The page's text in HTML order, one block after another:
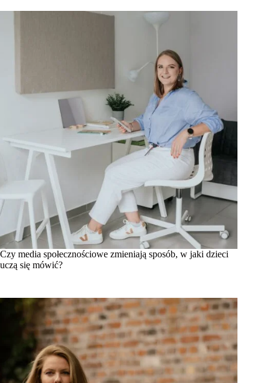
Czy media społecznościowe zmieniają sposób, w jaki dzieci
uczą się mówić?